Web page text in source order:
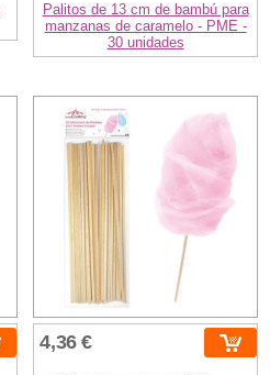
Palitos de 13 cm de bambú para
manzanas de caramelo - PME -
30 unidades
4,36 €